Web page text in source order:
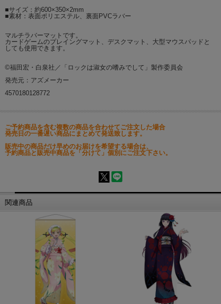
■サイズ：約600×350×2mm
■素材：表面ポリエステル、裏面PVCラバー
マルチラバーマットです。
カードゲームのプレイングマット、デスクマット、大型マウスパッドと
しても使用できます。
©福田宏・白泉社／「ロックは淑女の嗜みでして」製作委員会
発売元：アズメーカー
4570180128772
ご予約商品を含む複数の商品を合わせてご注文した場合
発売日の一番遅い商品にまとめて発送致します。
販売中の商品だけ早めのお届けを希望する場合は、
予約商品と販売中商品を「分けて」個別にご注文下さい。
関連商品